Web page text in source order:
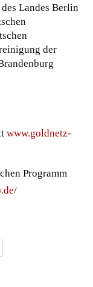
Landes Berlin
der
www.goldnetz-
Programm